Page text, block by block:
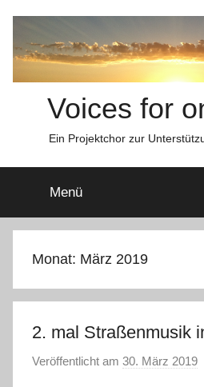
springen
Voices for
Ein Projektchor zur
Menü
Monat: März 2019
2. mal Straßenmusik
Veröffentlicht am 30. März 2019